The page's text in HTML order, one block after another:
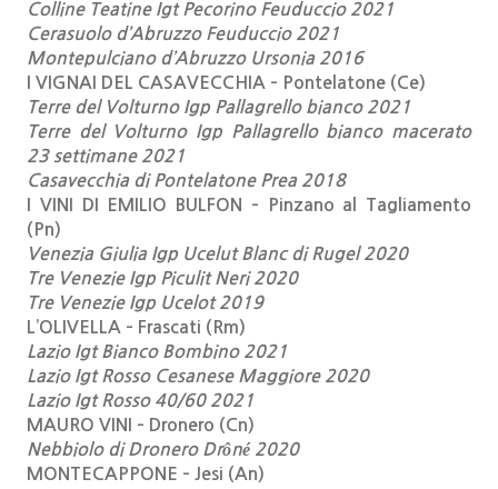
Colline Teatine Igt Pecorino Feuduccio 2021
Cerasuolo d’Abruzzo Feuduccio 2021
Montepulciano d’Abruzzo Ursonia 2016
I VIGNAI DEL CASAVECCHIA – Pontelatone (Ce)
Terre del Volturno Igp Pallagrello bianco 2021
Terre del Volturno Igp Pallagrello bianco macerato
23 settimane 2021
Casavecchia di Pontelatone Prea 2018
I VINI DI EMILIO BULFON – Pinzano al Tagliamento
(Pn)
Venezia Giulia Igp Ucelut Blanc di Rugel 2020
Tre Venezie Igp Piculit Neri 2020
Tre Venezie Igp Ucelot 2019
L’OLIVELLA – Frascati (Rm)
Lazio Igt Bianco Bombino 2021
Lazio Igt Rosso Cesanese Maggiore 2020
Lazio Igt Rosso 40/60 2021
MAURO VINI – Dronero (Cn)
Nebbiolo di Dronero Drôné 2020
MONTECAPPONE – Jesi (An)